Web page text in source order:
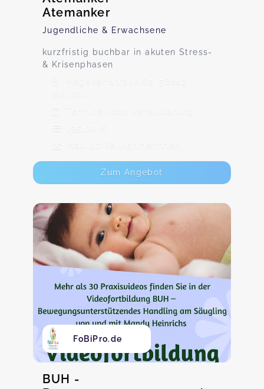
Atemanker
Jugendliche & Erwachsene
kurzfristig buchbar in akuten Stress-
& Krisenphasen
Hagener Straße 69, 58642
Termine nach Vereinbarung
195,00 €
Max. 10 TeilnehmerInnen
Zum Angebot
FoBiPro.de
BUH -